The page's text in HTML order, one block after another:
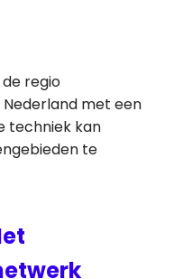
de regio
met een
techniek kan
te